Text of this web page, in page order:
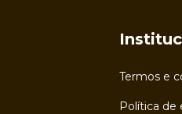
Termos e
Política de